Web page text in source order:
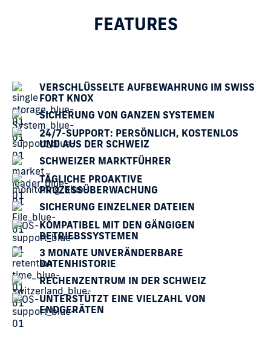
FEATURES
VERSCHLÜSSELTE AUFBEWAHRUNG IM SWISS
FORT KNOX
SICHERUNG VON GANZEN SYSTEMEN
24/7-SUPPORT: PERSÖNLICH, KOSTENLOS
UND AUS DER SCHWEIZ
SCHWEIZER MARKTFÜHRER
TÄGLICHE PROAKTIVE
PROZESSÜBERWACHUNG
SICHERUNG EINZELNER DATEIEN
KOMPATIBEL MIT DEN GÄNGIGEN
BETRIEBSSYSTEMEN
3 MONATE UNVERÄNDERBARE
DATENHISTORIE
RECHENZENTRUM IN DER SCHWEIZ
UNTERSTÜTZT EINE VIELZAHL VON
ENDGERÄTEN